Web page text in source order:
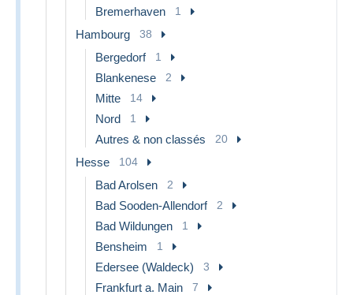
Bremerhaven 1
Hambourg 38
Bergedorf 1
Blankenese 2
Mitte 14
Nord 1
Autres & non classés 20
Hesse 104
Bad Arolsen 2
Bad Sooden-Allendorf 2
Bad Wildungen 1
Bensheim 1
Edersee (Waldeck) 3
Frankfurt a. Main 7